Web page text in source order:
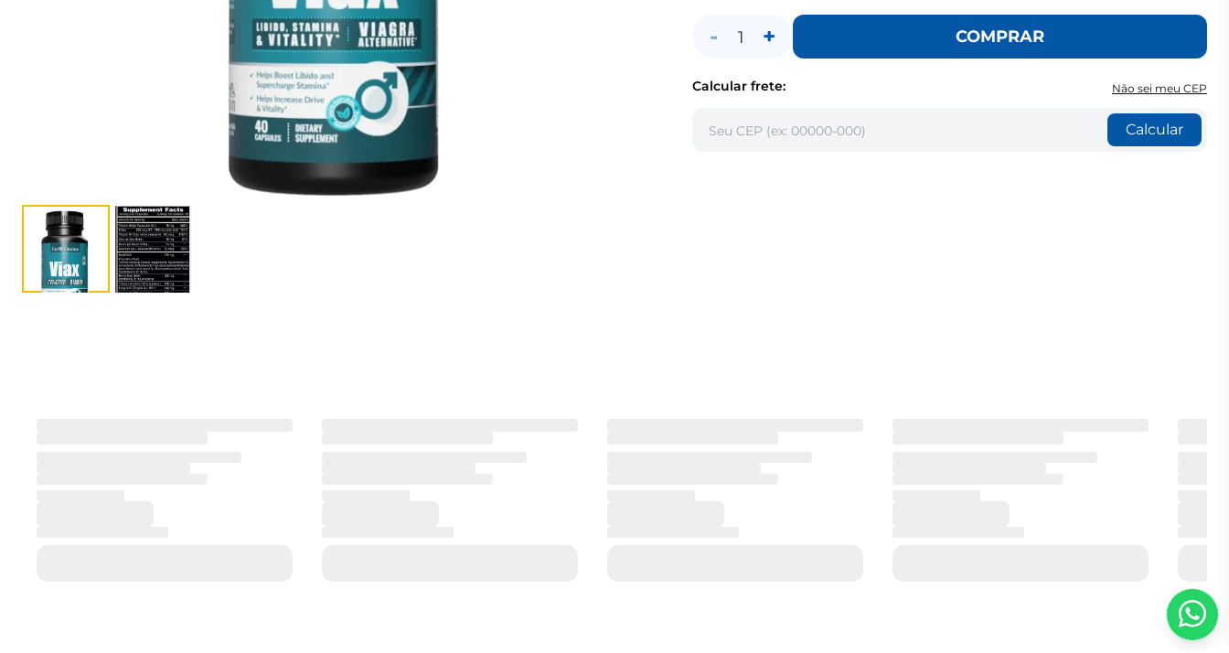
- 1 + COMPRAR
Calcular frete: Não sei meu CEP
Calcular